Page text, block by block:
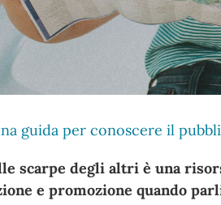
guida per conoscere il
scarpe degli altri è una
e promozione quando